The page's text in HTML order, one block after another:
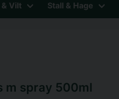
Vilt Stall & Hage
m spray 500ml